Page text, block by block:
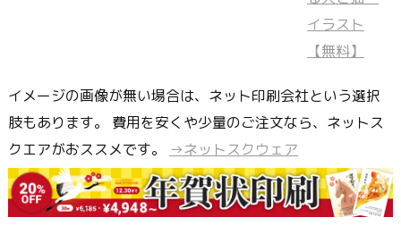
イメージの画像が無い場合は、ネット印刷会社という選択
肢もあります。 費用を安くや少量のご注文なら、ネットス
クエアがおススメです。
→ネットスクウェア